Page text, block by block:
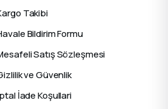
Takibi
Bildirim Formu
Satış Sözleşmesi
ve Güvenlik
İade Koşullari